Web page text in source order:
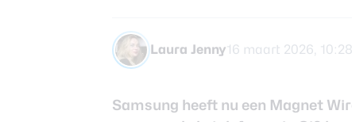
Laura Jenny 16 maart 2026, 10:28
Samsung heeft nu een Magnet